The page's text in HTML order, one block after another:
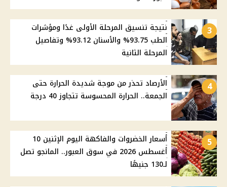
3
نتيجة تنسيق المرحلة الأولى غدًا ومؤشرات
الطب 93.75% والأسنان 93.12% وتفاصيل
المرحلة الثانية
4
الأرصاد تحذر من موجة شديدة الحرارة حتى
الجمعة.. الحرارة المحسوسة تتجاوز 40 درجة
5
أسعار الخضروات والفاكهة اليوم الإثنين 10
أغسطس 2026 في سوق العبور.. المانجو تصل
لـ130 جنيهًا